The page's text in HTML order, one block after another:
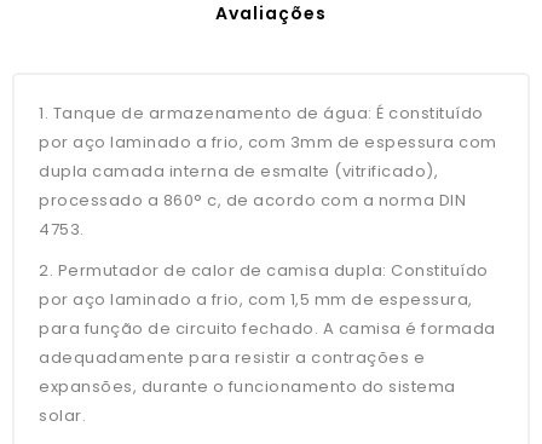
Avaliações
1. Tanque de armazenamento de água: É constituído
por aço laminado a frio, com 3mm de espessura com
dupla camada interna de esmalte (vitrificado),
processado a 860° c, de acordo com a norma DIN
4753.
2. Permutador de calor de camisa dupla: Constituído
por aço laminado a frio, com 1,5 mm de espessura,
para função de circuito fechado. A camisa é formada
adequadamente para resistir a contrações e
expansões, durante o funcionamento do sistema
solar.